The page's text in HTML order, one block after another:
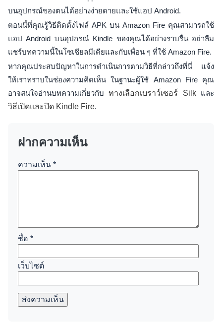
บนอุปกรณ์ของตนได้อย่างง่ายดายและใช้แอป Android.
ตอนนี้ที่คุณรู้วิธีติดตั้งไฟล์ APK บน Amazon Fire คุณสามารถใช้
แอป Android บนอุปกรณ์ Kindle ของคุณได้อย่างราบรื่น อย่าลืม
แชร์บทความนี้ในโซเชียลมีเดียและกับเพื่อน ๆ ที่ใช้ Amazon Fire.
หากคุณประสบปัญหาในการดำเนินการตามวิธีที่กล่าวถึงที่นี่ แจ้ง
ให้เราทราบในช่องความคิดเห็น ในฐานะผู้ใช้ Amazon Fire คุณ
อาจสนใจอ่านบทความเกี่ยวกับทางเลือกเบราว์เซอร์ Silkและ
วิธีเปิดและปิด Kindle Fire.
ฝากความเห็น
ความเห็น *
ชื่อ *
เว็บไซต์
ส่งความเห็น